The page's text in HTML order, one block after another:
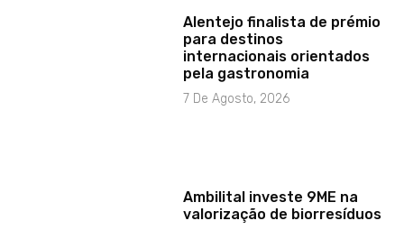
Alentejo finalista de prémio
para destinos
internacionais orientados
pela gastronomia
7 De Agosto, 2026
Ambilital investe 9ME na
valorização de biorresíduos